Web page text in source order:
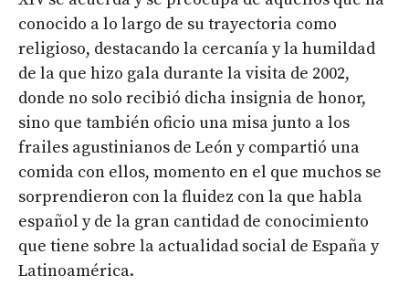
conocido a lo largo de su trayectoria como
religioso, destacando la cercanía y la humildad
de la que hizo gala durante la visita de 2002,
donde no solo recibió dicha insignia de honor,
sino que también oficio una misa junto a los
frailes agustinianos de León y compartió una
comida con ellos, momento en el que muchos se
sorprendieron con la fluidez con la que habla
español y de la gran cantidad de conocimiento
que tiene sobre la actualidad social de España y
Latinoamérica.